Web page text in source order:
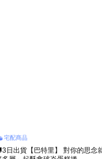
宅配商品
日出貨【巴特里】 對你的思念